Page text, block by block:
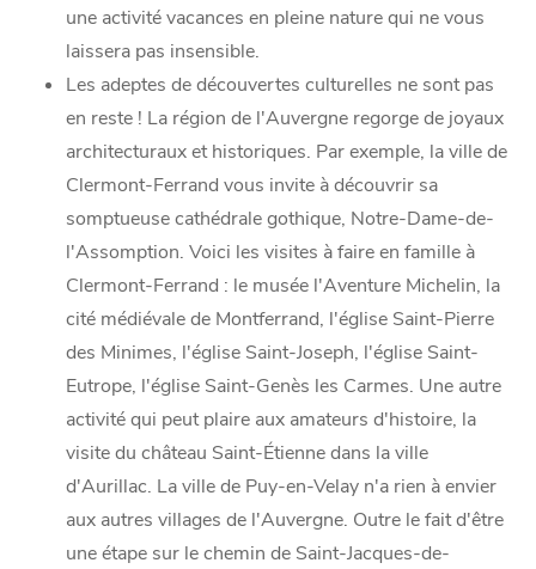
une activité vacances en pleine nature qui ne vous
laissera pas insensible.
Les adeptes de découvertes culturelles ne sont pas
en reste ! La région de l'Auvergne regorge de joyaux
architecturaux et historiques. Par exemple, la ville de
Clermont-Ferrand vous invite à découvrir sa
somptueuse cathédrale gothique, Notre-Dame-de-
l'Assomption. Voici les visites à faire en famille à
Clermont-Ferrand : le musée l'Aventure Michelin, la
cité médiévale de Montferrand, l'église Saint-Pierre
des Minimes, l'église Saint-Joseph, l'église Saint-
Eutrope, l'église Saint-Genès les Carmes. Une autre
activité qui peut plaire aux amateurs d'histoire, la
visite du château Saint-Étienne dans la ville
d'Aurillac. La ville de Puy-en-Velay n'a rien à envier
aux autres villages de l'Auvergne. Outre le fait d'être
une étape sur le chemin de Saint-Jacques-de-